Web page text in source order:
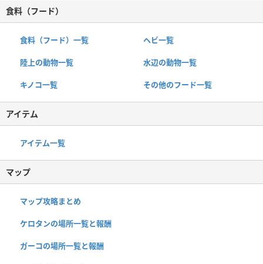
食料（フード）
食料（フード）一覧 ヘビ一覧
陸上の動物一覧 水辺の動物一覧
キノコ一覧 その他のフード一覧
アイテム
アイテム一覧
マップ
マップ攻略まとめ
ケロタンの場所一覧と報酬
ガーコの場所一覧と報酬